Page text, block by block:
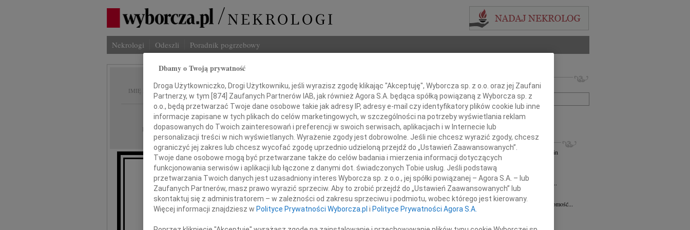
Nekrologi Odeszli Poradnik pogrzebowy
IMIĘ I NAZWISKO: Jan Borowik
REGION: Szczecin
DATA EMISJI: 14.08.2012
Z głębokim żalem przyjęliśmy wiadomość o śmierci
Jana Borowika
Imię i nazwisko lub numer ogłoszenia:
+ szukanie zaawansowane
INNE NEKROLOGI
Aleksandra Szpaczyńska 29.07.2026
Szczecin
Z wielkim smutkiem i żalem przyjąłem...
23.07.2026Szczecin
Pani mec. Joannie Martyniuk-Plasze wyrazy...
Edward Ciupak
08.07.2026
Z wielkim smutkiem i żalem przyjąłem wiadomość...
Stanisław Pietrzak
Z wielkim smutkiem i żalem przyjąłem...
Dbamy o Twoją prywatność
Droga Użytkowniczko, Drogi Użytkowniku, jeśli wyrazisz zgodę klikając "Akceptuję", Wyborcza sp. z o.o. oraz jej Zaufani
Partnerzy, w tym [874] Zaufanych Partnerów IAB, jak również Agora S.A. będąca spółką powiązaną z Wyborcza sp. z
o.o., będą przetwarzać Twoje dane osobowe takie jak adresy IP, adresy e-mail czy identyfikatory plików cookie lub inne
informacje zapisane w tych plikach do celów marketingowych, w szczególności na potrzeby wyświetlania reklam
dopasowanych do Twoich zainteresowań i preferencji w swoich serwisach, aplikacjach i w Internecie lub
personalizacji treści w nich wyświetlanych. Wyrażenie zgody jest dobrowolne. Jeśli nie chcesz wyrazić zgody, chcesz
ograniczyć jej zakres lub chcesz wycofać zgodę uprzednio udzieloną przejdź do „Ustawień Zaawansowanych”.
Twoje dane osobowe mogą być przetwarzane także do celów badania i mierzenia informacji dotyczących
funkcjonowania serwisów i aplikacji lub łączone z danymi dot. świadczonych Tobie usług. Jeśli podstawą
przetwarzania Twoich danych jest uzasadniony interes Wyborcza sp. z o.o., jej spółki powiązanej – Agora S.A. – lub
Zaufanych Partnerów, masz prawo wyrazić sprzeciw. Aby to zrobić przejdź do „Ustawień Zaawansowanych” lub
skontaktuj się z administratorem – w zależności od zakresu sprzeciwu i podmiotu, wobec którego jest kierowany.
Więcej informacji znajdziesz w Polityce Prywatności Wyborcza.pl i Polityce Prywatności Agora S.A.